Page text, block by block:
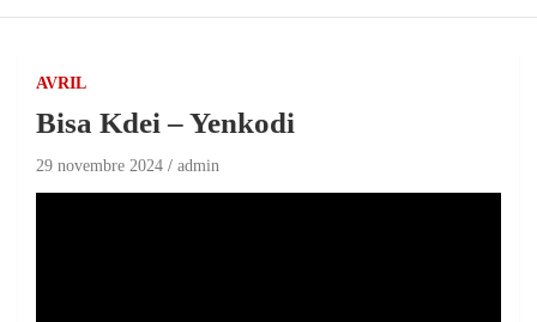
AVRIL
Bisa Kdei – Yenkodi
29 novembre 2024 admin